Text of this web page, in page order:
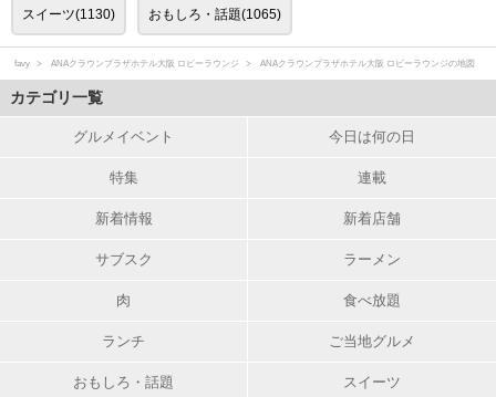
スイーツ(1130) おもしろ・話題(1065)
favy ANAクラウンプラザホテル大阪 ロビーラウンジ ANAクラウンプラザホテル大阪 ロビーラウンジの地図
カテゴリ一覧
グルメイベント 今日は何の日
特集 連載
新着情報 新着店舗
サブスク ラーメン
肉 食べ放題
ランチ ご当地グルメ
おもしろ・話題 スイーツ